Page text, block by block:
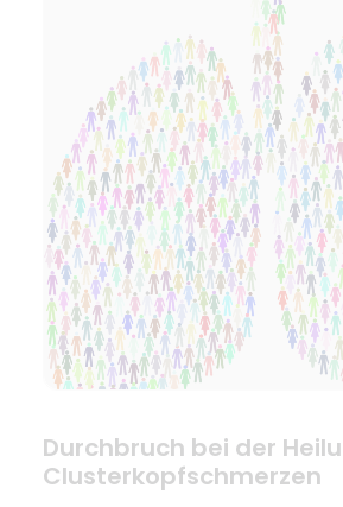
Durchbruch bei der
Clusterkopfschmerzen